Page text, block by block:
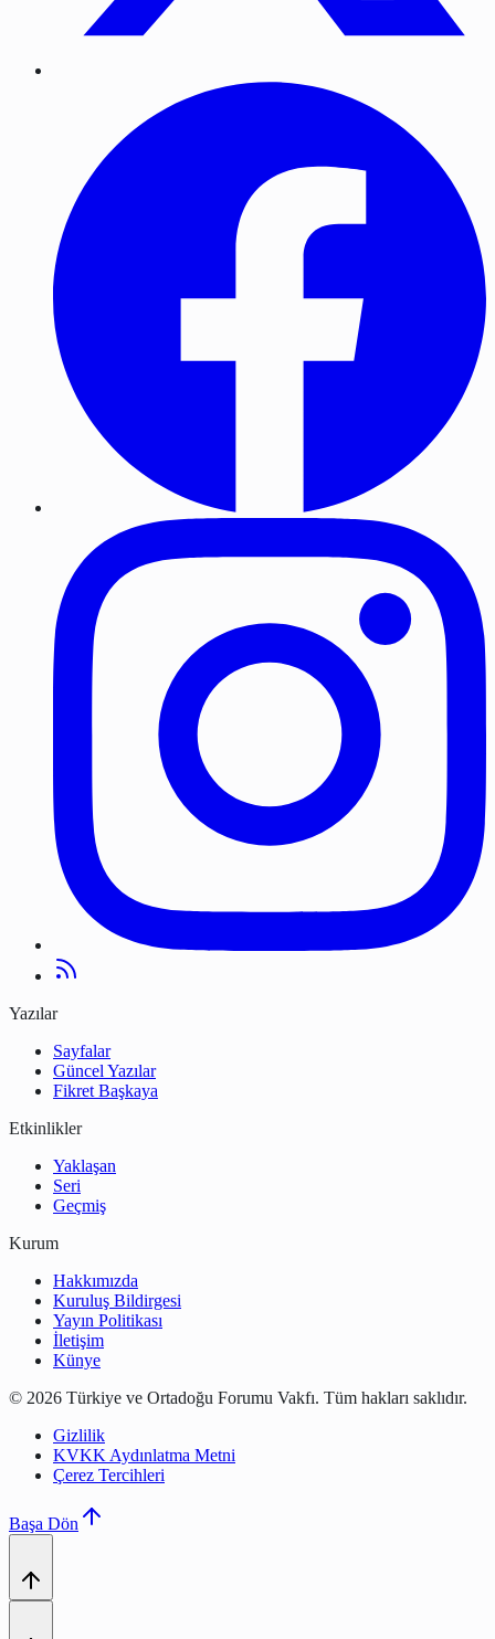
Yazılar
Sayfalar
Güncel Yazılar
Fikret Başkaya
Etkinlikler
Yaklaşan
Seri
Geçmiş
Kurum
Hakkımızda
Kuruluş Bildirgesi
Yayın Politikası
İletişim
Künye
© 2026 Türkiye ve Ortadoğu Forumu Vakfı. Tüm hakları saklıdır.
Gizlilik
KVKK Aydınlatma Metni
Çerez Tercihleri
Başa Dön